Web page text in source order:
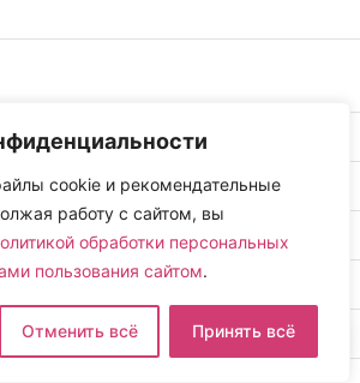
cookie и рекомендательные
работу с сайтом, вы
обработки персональных
пользования сайтом.
Отменить всё Принять всё